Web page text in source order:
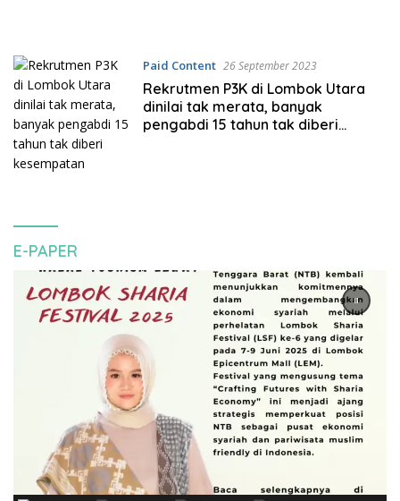
Paid Content 26 September 2023
Rekrutmen P3K di Lombok Utara
dinilai tak merata, banyak
pengabdi 15 tahun tak diberi
E-PAPER